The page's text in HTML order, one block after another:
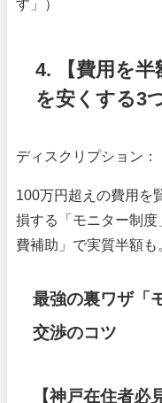
す」）
4. 【費用を半
を安くする3
ディスクリプション：
100万円超えの費用を
損する「モニター制
費補助」で実質半額も
最強の裏ワザ「
交渉のコツ
【神戸在住者必